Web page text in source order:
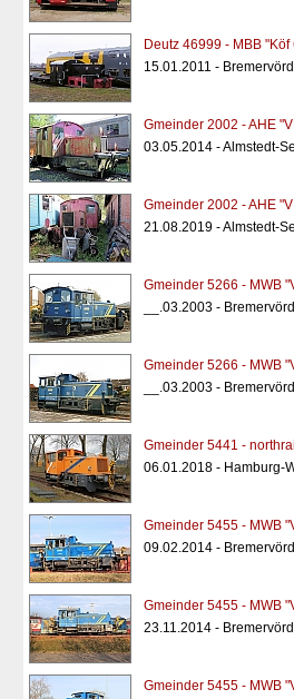
Deutz 46999 - MBB "Köf
15.01.2011 -
Gmeinder 2002 - AHE
03.05.2014 - Almstedt-
Gmeinder 2002 - AHE
21.08.2019 - Almstedt-
Gmeinder 5266 - MWB
__.03.2003 -
Gmeinder 5266 - MWB
__.03.2003 -
Gmeinder 5441 -
06.01.2018 - Hamburg-
Gmeinder 5455 - MWB
09.02.2014 -
Gmeinder 5455 - MWB
23.11.2014 -
Gmeinder 5455 - MWB